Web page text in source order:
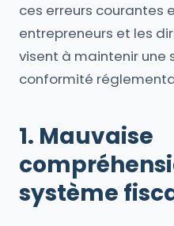
ces erreurs courantes
entrepreneurs et les
visent à maintenir une
conformité
1. Mauvaise
système